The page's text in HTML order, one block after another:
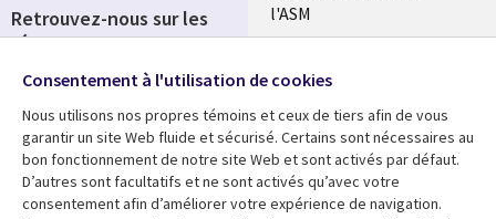
l'ASM
Fusions
Ressources Support
Retrouvez-nous sur les
réseaux
Social
Media
FRANCE
Consentement à l'utilisation de cookies
Nous utilisons nos propres témoins et ceux de tiers afin de vous
garantir un site Web fluide et sécurisé. Certains sont nécessaires au
bon fonctionnement de notre site Web et sont activés par défaut.
D’autres sont facultatifs et ne sont activés qu’avec votre
consentement afin d’améliorer votre expérience de navigation.